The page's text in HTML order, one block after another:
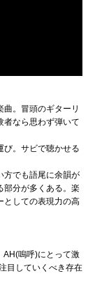
。冒頭のギターリ
者なら思わず弾いて
び。サビで聴かせる
方でも語尾に余韻が
部分が多くある。楽
としての表現力の高
嗚呼)にとって激
目していくべき存在